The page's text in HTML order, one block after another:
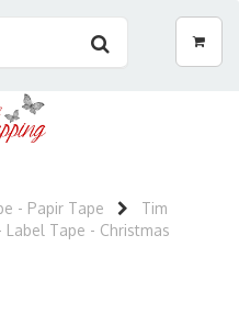
- Papir Tape
Tim
Tape - Christmas